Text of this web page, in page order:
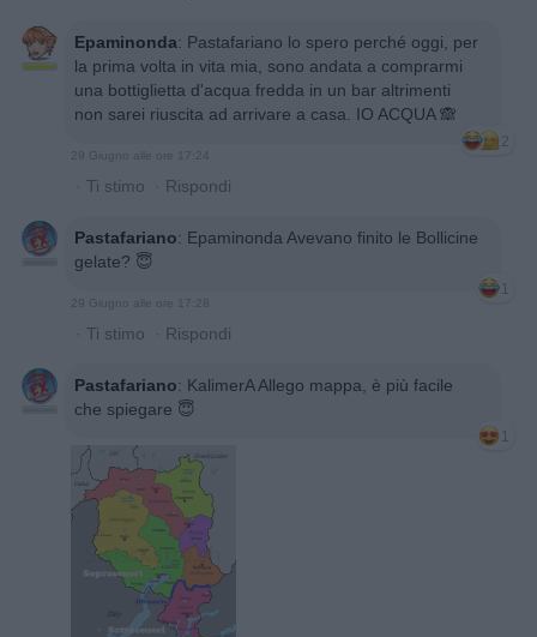
Epaminonda: Pastafariano lo spero perché oggi, per
la prima volta in vita mia, sono andata a comprarmi
una bottiglietta d'acqua fredda in un bar altrimenti
non sarei riuscita ad arrivare a casa. IO ACQUA 🙈
2
29 Giugno alle ore 17:24
· Ti stimo · Rispondi
Pastafariano: Epaminonda Avevano finito le Bollicine
gelate? 😇
1
29 Giugno alle ore 17:28
· Ti stimo · Rispondi
Pastafariano: KalimerA Allego mappa, è più facile
che spiegare 😇
1